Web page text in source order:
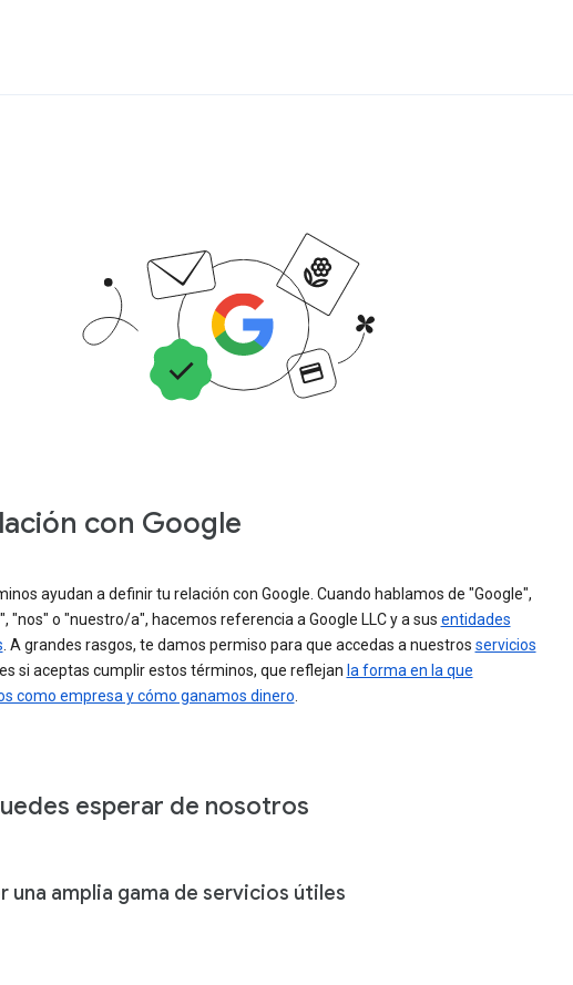
con Google
ayudan a definir tu relación con Google. Cuando hablamos de "Google",
"nos" o "nuestro/a", hacemos referencia a Google LLC y a sus entidades
. A grandes rasgos, te damos permiso para que accedas a nuestros servicios
si aceptas cumplir estos términos, que reflejan la forma en la que
como empresa y cómo ganamos dinero.
esperar de nosotros
una amplia gama de servicios útiles